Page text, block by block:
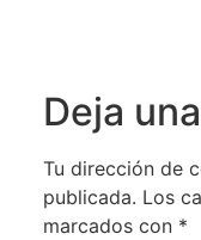
Deja
Tu dirección de
publicada. Los
marcados con *